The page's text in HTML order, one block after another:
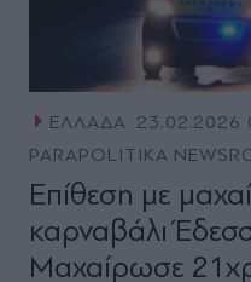
ΕΛΛΑΔΑ 23.02.2026
PARAPOLITIKA
Επίθεση με
καρναβάλι
Μαχαίρωσε